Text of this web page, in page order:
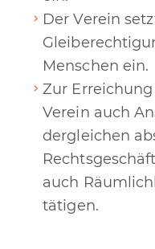
Der Verein
Menschen ein.
Zur
Verein auch
dergleichen
auch
tätigen.